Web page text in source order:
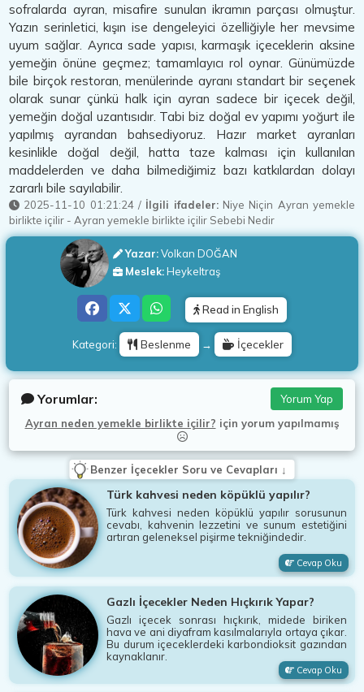
sofralarda ayran, misafire sunulan ikramın parçası olmuştur.
Yazın serinletici, kışın ise dengeleyici özelliğiyle her mevsime
uyum sağlar. Ayrıca sade yapısı, karmaşık içeceklerin aksine
yemeğin önüne geçmez; tamamlayıcı rol oynar. Günümüzde
bile birçok restoran, menülerinde ayranı standart bir seçenek
olarak sunar çünkü halk için ayran sadece bir içecek değil,
yemeğin doğal uzantısıdır. Tabi biz doğal ev yapımı yoğurt ile
yapılmış ayrandan bahsediyoruz. Hazır market ayranları
kesinlikle doğal değil, hatta taze kalması için kullanılan
maddelerden ve daha bilmediğimiz bazı katkılardan dolayı
zararlı bile sayılabilir.
2025-11-10 01:21:24/ İlgili ifadeler: Niye Niçin Ayran yemekle
birlikte içilir -Ayran yemekle birlikte içilir Sebebi Nedir
Yazar:Volkan DOĞAN
Meslek:Heykeltraş
Kategori: Beslenme → İçecekler
Read in English
Yorumlar:
Ayran neden yemekle birlikte içilir? için yorum yapılmamış
Yorum Yap
Benzer İçecekler Soru ve Cevapları ↓
Türk kahvesi neden köpüklü yapılır?
Türk kahvesi neden köpüklü yapılır sorusunun
cevabı, kahvenin lezzetini ve sunum estetiğini
artıran geleneksel pişirme tekniğindedir.
Cevap Oku
Gazlı İçecekler Neden Hıçkırık Yapar?
Gazlı içecek sonrası hıçkırık, midede biriken
hava ve ani diyafram kasılmalarıyla ortaya çıkar.
Bu durum içeceklerdeki karbondioksit gazından
kaynaklanır.
Cevap Oku